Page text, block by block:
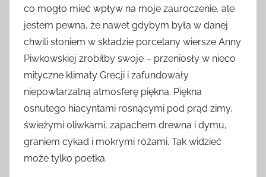
co mogło mieć wpływ na moje zauroczenie, ale
jestem pewna, że nawet gdybym była w danej
chwili słoniem w składzie porcelany wiersze Anny
Piwkowskiej zrobiłby swoje – przeniosły w nieco
mityczne klimaty Grecji i zafundowały
niepowtarzalną atmosferę piękna. Piękna
osnutego hiacyntami rosnącymi pod prąd zimy,
świeżymi oliwkami, zapachem drewna i dymu,
graniem cykad i mokrymi różami. Tak widzieć
może tylko poetka.